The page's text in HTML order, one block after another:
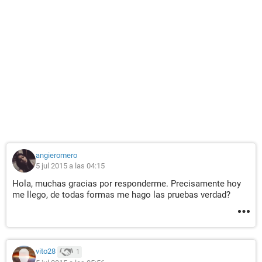
angieromero
5 jul 2015 a las 04:15
Hola, muchas gracias por responderme. Precisamente hoy
me llego, de todas formas me hago las pruebas verdad?
vito28 1